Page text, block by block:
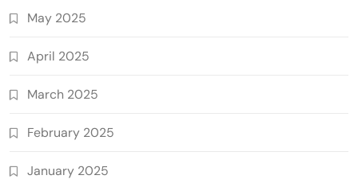
May 2025
April 2025
March 2025
February 2025
January 2025